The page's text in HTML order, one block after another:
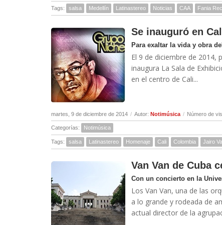
Tags: salsa Medellín Latinastereo Noticias CAA Fania
Se inauguró en
Para exaltar la vida y obra
El 9 de diciembre de 2014,
inaugura La Sala de
en el centro de Cali...
martes, 9 de diciembre de 2014 / Autor: Notimúsica / Número de
Categorías: Notimúsica
Tags: salsa Latinastereo Homenaje Cali Colombia Jairo
Van Van de Cuba
Con un concierto en la
Los Van Van, una de las
a lo grande y rodeada de
actual director de la